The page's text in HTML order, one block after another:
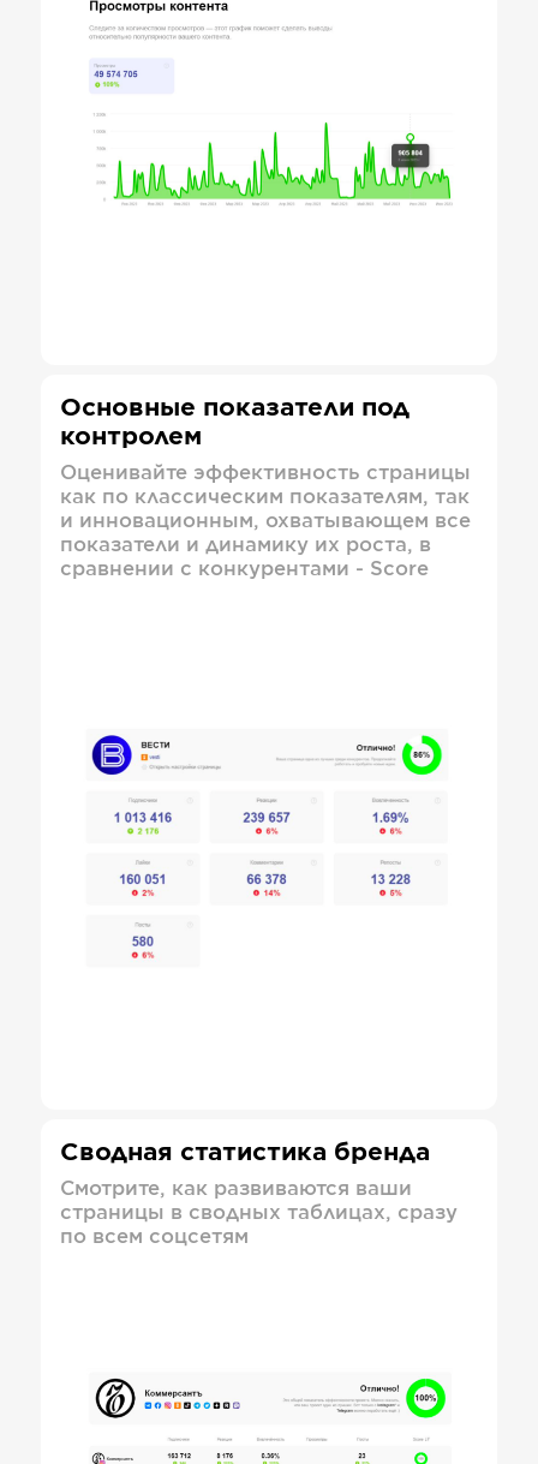
Основные показатели под
контролем
Оценивайте эффективность страницы
как по классическим показателям, так
и инновационным, охватывающем все
показатели и динамику их роста, в
сравнении с конкурентами - Score
Сводная статистика бренда
Смотрите, как развиваются ваши
страницы в сводных таблицах, сразу
по всем соцсетям